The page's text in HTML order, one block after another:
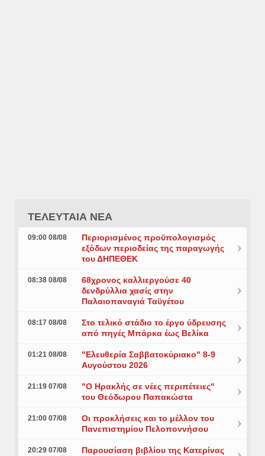
ΤΕΛΕΥΤΑΙΑ ΝΕΑ
09:00 08/08
Περιορισμένος προϋπολογισμός
εξόδων περιοδείας της παραγωγής
του ΔΗΠΕΘΕΚ
08:38 08/08
68χρονος καλλιεργούσε 40
δενδρύλλια χασίς στην
Παλαιοπαναγιά Ταϋγέτου
08:17 08/08
Στο τελικό στάδιο το έργο ύδρευσης
από πηγές Μπάρκα έως Βελίκα
01:21 08/08
"Ελευθερία Σαββατοκύριακο" 8-9
Αυγούστου 2026
21:19 07/08
"Ο Ηρακλής σε νέες περιπέτειες"
του Θεόδωρου Παπακώστα
21:00 07/08
Οι προκλήσεις και το μέλλον του
Πανεπιστημίου Πελοποννήσου
20:29 07/08
Παρουσίαση βιβλίου της Κατερίνας